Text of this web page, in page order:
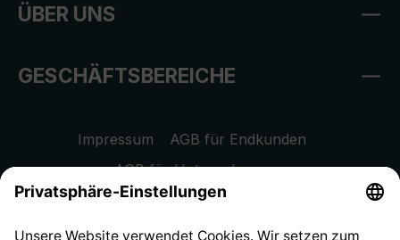
ÜBER UNS
GESCHÄFTSBEREICHE
Impressum
AGB für Endkunden
AGB für Unternehmen
Datenschutzhinweis
Widerrufsrecht